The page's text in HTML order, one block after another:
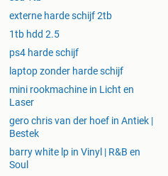
externe harde schijf 2tb
1tb hdd 2.5
ps4 harde schijf
laptop zonder harde schijf
mini rookmachine in Licht en
Laser
gero chris van der hoef in Antiek |
Bestek
barry white lp in Vinyl | R&B en
Soul